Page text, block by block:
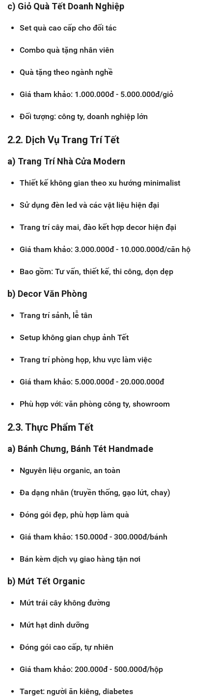
c) Giỏ Quà Tết Doanh Nghiệp
Set quà cao cấp cho đối tác
Combo quà tặng nhân viên
Quà tặng theo ngành nghề
Giá tham khảo: 1.000.000đ - 5.000.000đ/giỏ
Đối tượng: công ty, doanh nghiệp lớn
2.2. Dịch Vụ Trang Trí Tết
a) Trang Trí Nhà Cửa Modern
Thiết kế không gian theo xu hướng minimalist
Sử dụng đèn led và các vật liệu hiện đại
Trang trí cây mai, đào kết hợp decor hiện đại
Giá tham khảo: 3.000.000đ - 10.000.000đ/căn hộ
Bao gồm: Tư vấn, thiết kế, thi công, dọn dẹp
b) Decor Văn Phòng
Trang trí sảnh, lễ tân
Setup không gian chụp ảnh Tết
Trang trí phòng họp, khu vực làm việc
Giá tham khảo: 5.000.000đ - 20.000.000đ
Phù hợp với: văn phòng công ty, showroom
2.3. Thực Phẩm Tết
a) Bánh Chưng, Bánh Tét Handmade
Nguyên liệu organic, an toàn
Đa dạng nhân (truyền thống, gạo lứt, chay)
Đóng gói đẹp, phù hợp làm quà
Giá tham khảo: 150.000đ - 300.000đ/bánh
Bán kèm dịch vụ giao hàng tận nơi
b) Mứt Tết Organic
Mứt trái cây không đường
Mứt hạt dinh dưỡng
Đóng gói cao cấp, tự nhiên
Giá tham khảo: 200.000đ - 500.000đ/hộp
Target: người ăn kiêng, diabetes